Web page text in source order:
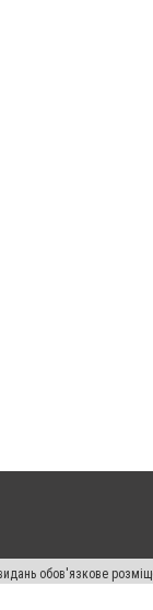
обов'язкове